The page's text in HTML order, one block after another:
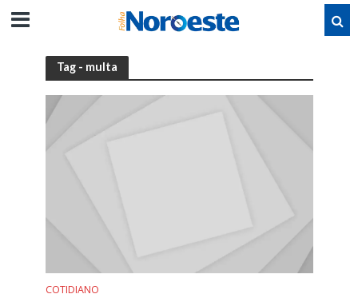
Tag - multa
COTIDIANO